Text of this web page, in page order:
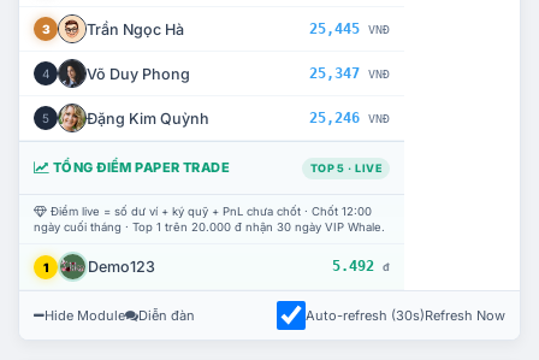
3 Trần Ngọc Hà 25,445 VNĐ
4 Võ Duy Phong 25,347 VNĐ
5 Đặng Kim Quỳnh 25,246 VNĐ
TỔNG ĐIỂM PAPER TRADE TOP 5 · LIVE
Điểm live = số dư ví + ký quỹ + PnL chưa chốt · Chốt 12:00
ngày cuối tháng · Top 1 trên 20.000 đ nhận 30 ngày VIP Whale.
1 Demo123 5.492 đ
Hide Module Diễn đàn Auto-refresh (30s)Refresh Now